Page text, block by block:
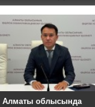
Алматы облысында